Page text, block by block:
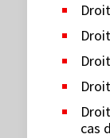
cas